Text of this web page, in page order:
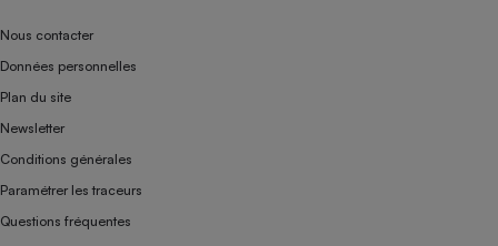
Nous contacter
Données personnelles
Plan du site
Newsletter
Conditions générales
Paramétrer les traceurs
Questions fréquentes